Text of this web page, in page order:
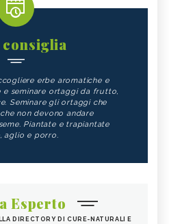
erbe aromatiche e
e seminare ortaggi da frutto,
Seminare gli ortaggi che
non devono andare
Piantate e trapiantate
aglio e porro.
Esperto
DIRECTORY DI CURE-NATURALI E